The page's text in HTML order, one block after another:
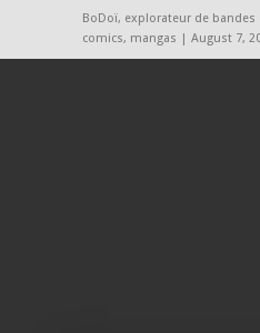
BoDoï, explorateur de bandes
comics, mangas | August 7,